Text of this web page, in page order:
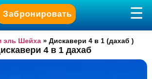
Забронировать
эль Шейха » Дискавери 4 в 1 (дахаб )
4 в 1 дахаб